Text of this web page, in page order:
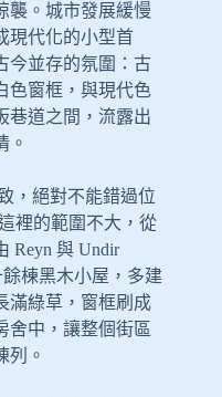
襲。城市發展緩慢
現代化的小型首
今並存的氛圍：古
色窗框，與現代色
巷道之間，流露出
。
，絕對不能錯過位
裡的範圍不大，從
Reyn 與 Undir
棟黑木小屋，多建
滿綠草，窗框刷成
舍中，讓整個街區
列。